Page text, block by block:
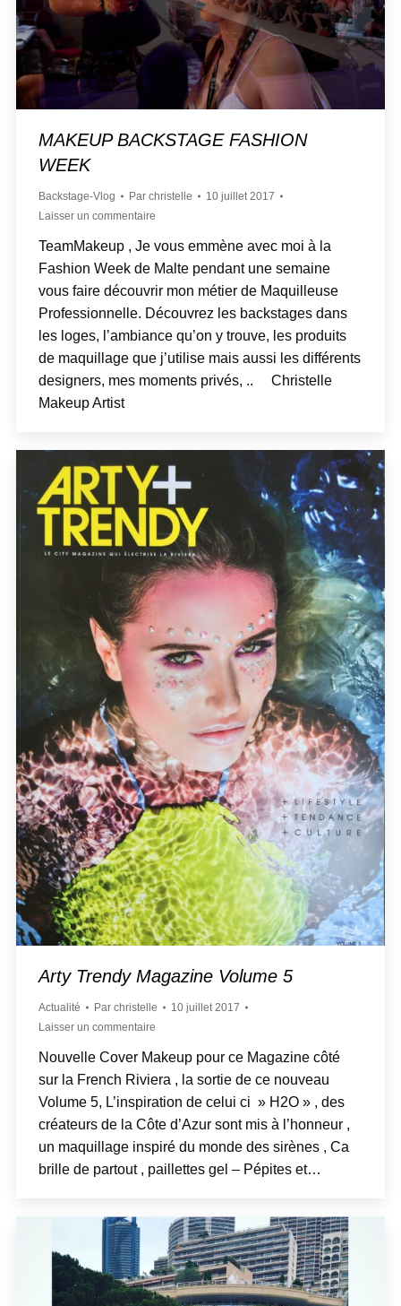
MAKEUP BACKSTAGE FASHION
WEEK
Backstage-Vlog Par christelle
10 juillet 2017
Laisser un commentaire
TeamMakeup , Je vous emmène avec moi à la
Fashion Week de Malte pendant une semaine
vous faire découvrir mon métier de Maquilleuse
Professionnelle. Découvrez les backstages dans
les loges, l’ambiance qu’on y trouve, les produits
de maquillage que j’utilise mais aussi les différents
designers, mes moments privés, .. Christelle
Makeup Artist
Arty Trendy Magazine Volume 5
Actualité Par christelle
10 juillet 2017
Laisser un commentaire
Nouvelle Cover Makeup pour ce Magazine côté
sur la French Riviera , la sortie de ce nouveau
Volume 5, L’inspiration de celui ci » H2O » , des
créateurs de la Côte d’Azur sont mis à l’honneur ,
un maquillage inspiré du monde des sirènes , Ca
brille de partout , paillettes gel – Pépites et…